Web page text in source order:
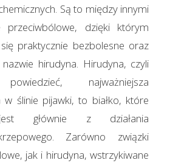
Są to między innymi
przeciwbólowe, dzięki którym
praktycznie bezbolesne oraz
hirudyna. Hirudyna, czyli
najważniejsza
w ślinie pijawki, to białko, które
głównie z działania
Zarówno związki
jak i hirudyna, wstrzykiwane